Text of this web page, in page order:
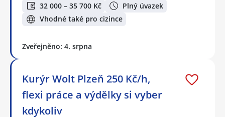
32 000 – 35 700 Kč
Plný úvazek
Vhodné také pro cizince
Zveřejněno: 4. srpna
Kurýr Wolt Plzeň 250 Kč/h,
flexi práce a výdělky si vyber
kdykoliv